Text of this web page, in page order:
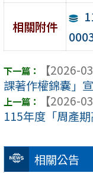
相關公告
相關附件
【2026-
課著作權錦囊」
【2026-
115年度「周產